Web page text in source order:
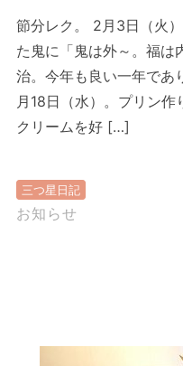
節分レク。 2月3日（火
た鬼に「鬼は外～。福は
治。今年も良い一年であ
月18日（水）。プリン
クリームを好 […]
三つ星日記
お知らせ